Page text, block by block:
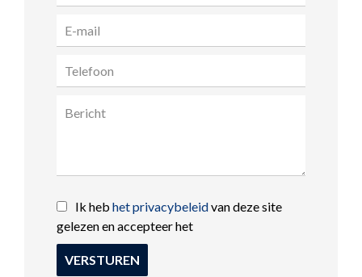
Ik heb het privacybeleidvan deze site
gelezen en accepteer het
VERSTUREN